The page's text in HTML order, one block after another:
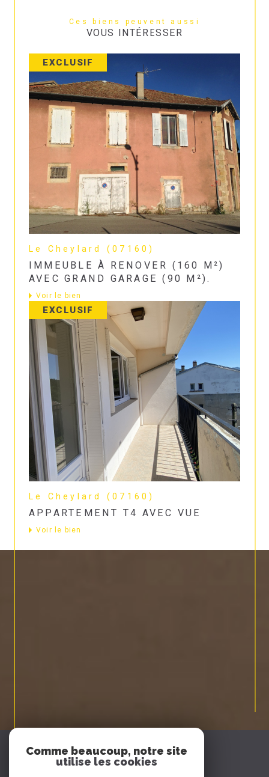
Ces biens peuvent aussi
VOUS INTÉRESSER
EXCLUSIF
Le Cheylard (07160)
IMMEUBLE À RENOVER (160 M²)
AVEC GRAND GARAGE (90 M²).
Voir le bien
EXCLUSIF
Le Cheylard (07160)
APPARTEMENT T4 AVEC VUE
Voir le bien
PROPRIÉTAIRE
Comme beaucoup, notre site
utilise les cookies